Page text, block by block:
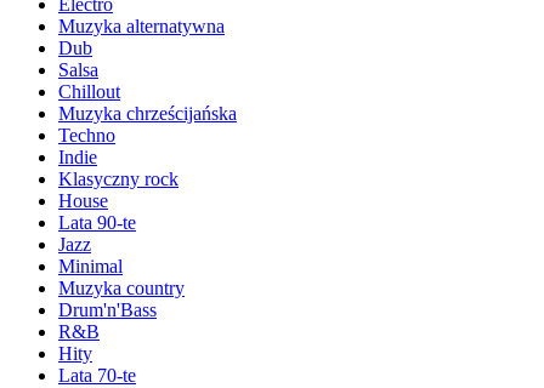
Electro
Muzyka alternatywna
Dub
Salsa
Chillout
Muzyka chrześcijańska
Techno
Indie
Klasyczny rock
House
Lata 90-te
Jazz
Minimal
Muzyka country
Drum'n'Bass
R&B
Hity
Lata 70-te